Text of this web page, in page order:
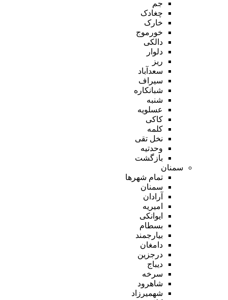
جم
چغادک
خارک
خورموج
دالکی
دلوار
ریز
سعدآباد
سیراف
شبانکاره
شنبه
عسلویه
کاکی
کلمه
نخل تقی
وحدتیه
بازگشت
سمنان
تمام شهر‌ها
سمنان
آرادان
امیریه
ایوانکی
بسطام
بیارجمند
دامغان
درجزین
دیباج
سرخه
شاهرود
شهمیرزاد